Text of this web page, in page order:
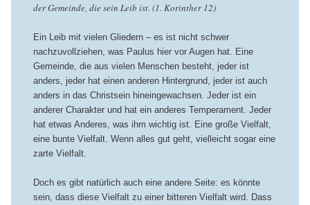
der Gemeinde, die sein Leib ist. (1. Korinther 12)
Ein Leib mit vielen Gliedern – es ist nicht schwer
nachzuvollziehen, was Paulus hier vor Augen hat. Eine
Gemeinde, die aus vielen Menschen besteht, jeder ist
anders, jeder hat einen anderen Hintergrund, jeder ist auch
anders in das Christsein hineingewachsen. Jeder ist ein
anderer Charakter und hat ein anderes Temperament. Jeder
hat etwas Anderes, was ihm wichtig ist. Eine große Vielfalt,
eine bunte Vielfalt. Wenn alles gut geht, vielleicht sogar eine
zarte Vielfalt.
Doch es gibt natürlich auch eine andere Seite: es könnte
sein, dass diese Vielfalt zu einer bitteren Vielfalt wird. Dass